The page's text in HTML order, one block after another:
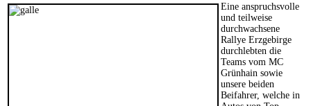
Eine anspruchsvolle
und teilweise
durchwachsene
Rallye Erzgebirge
durchlebten die
Teams vom MC
Grünhain sowie
unsere beiden
Beifahrer, welche in